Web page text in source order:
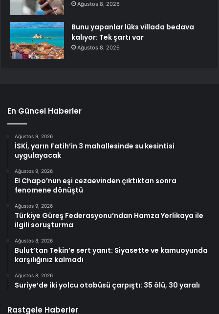
Ağustos 8, 2026
Bunu yapanlar lüks villada bedava
kalıyor: Tek şartı var
Ağustos 8, 2026
En Güncel Haberler
Ağustos 9, 2026
İSKİ, yarın Fatih’in 3 mahallesinde su kesintisi
uygulayacak
Ağustos 9, 2026
El Chapo’nun eşi cezaevinden çıktıktan sonra
fenomene dönüştü
Ağustos 9, 2026
Türkiye Güreş Federasyonu’ndan Hamza Yerlikaya ile
ilgili soruşturma
Ağustos 8, 2026
Bulut’tan Tekin’e sert yanıt: Siyasette ve kamuoyunda
karşılığınız kalmadı
Ağustos 8, 2026
Suriye’de iki yolcu otobüsü çarpıştı: 35 ölü, 30 yaralı
Rastgele Haberler